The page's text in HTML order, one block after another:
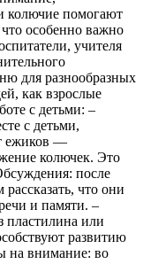
колючие помогают
что особенно важно
учителя
для разнообразных
как взрослые
с детьми: –
с детьми,
ежиков —
колючек. Это
после
что они
и памяти. –
пластилина или
развитию
на внимание: во